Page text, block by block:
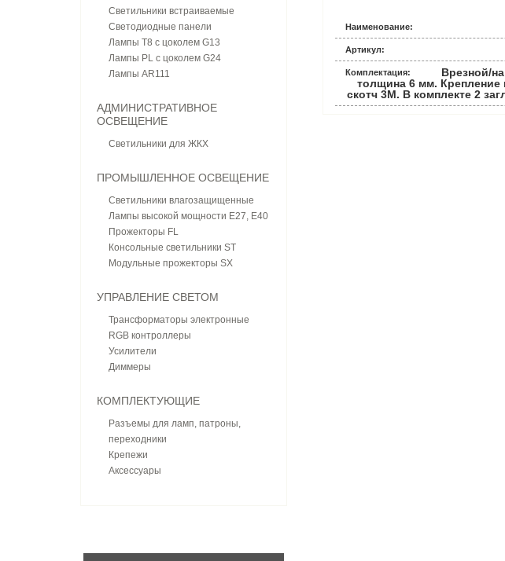
Светильники встраиваемые
Светодиодные панели
Лампы T8 с цоколем G13
Лампы PL с цоколем G24
Лампы AR111
АДМИНИСТРАТИВНОЕ
ОСВЕЩЕНИЕ
Светильники для ЖКХ
ПРОМЫШЛЕННОЕ ОСВЕЩЕНИЕ
Светильники влагозащищенные
Лампы высокой мощности E27, E40
Прожекторы FL
Консольные светильники ST
Модульные прожекторы SX
УПРАВЛЕНИЕ СВЕТОМ
Трансформаторы электронные
RGB контроллеры
Усилители
Диммеры
КОМПЛЕКТУЮЩИЕ
Разъемы для ламп, патроны,
переходники
Крепежи
Аксессуары
Наименование:
Артикул:
Комплектация:
Врезной/
толщина 6 мм. Крепление
скотч 3М. В комплекте 2